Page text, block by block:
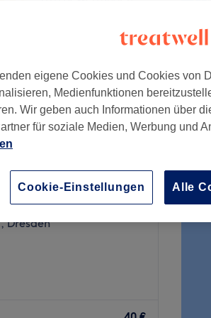
35 €
natürlich auch Hände
Garden in Leipzig-
Nails
80 Bewertungen
Dresden
eigene Cookies und Cookies von
Medienfunktionen
Wir geben auch Informationen über
für soziale Medien, Werbung und
Cookie-Einstellungen Alle